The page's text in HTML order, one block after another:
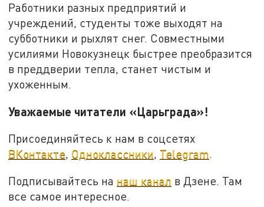
Работники разных предприятий и
учреждений, студенты тоже выходят на
субботники и рыхлят снег. Совместными
усилиями Новокузнецк быстрее преобразится
в преддверии тепла, станет чистым и
ухоженным.
Уважаемые читатели «Царьграда»!
Присоединяйтесь к нам в соцсетях
ВКонтакте, Одноклассники, Telegram.
Подписывайтесь на наш канал в Дзене. Там
все самое интересное.